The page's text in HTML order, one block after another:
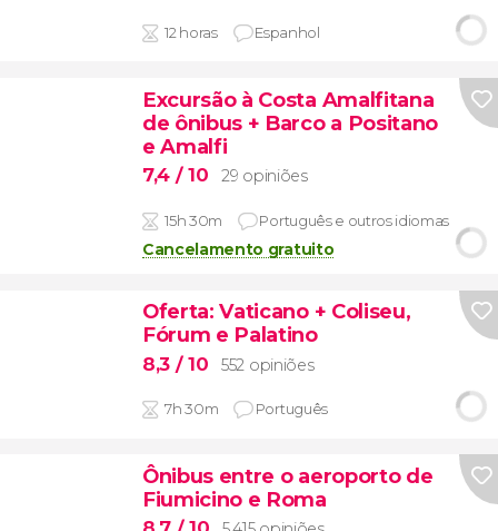
12 horas Espanhol
Excursão à Costa Amalfitana
de ônibus + Barco a Positano
e Amalfi
7,4 / 10 29 opiniões
15h 30m Português e outros idiomas
Cancelamento gratuito
Oferta: Vaticano + Coliseu,
Fórum e Palatino
8,3 / 10 552 opiniões
7h 30m Português
Ônibus entre o aeroporto de
Fiumicino e Roma